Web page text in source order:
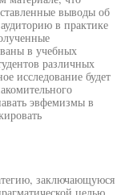
выводы об
в практике
в учебных
различных
исследование будет
эвфемизмы в
заключающуюся